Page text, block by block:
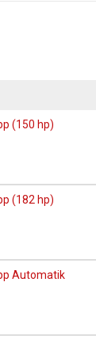
(150 hp)
(182 hp)
Automatik